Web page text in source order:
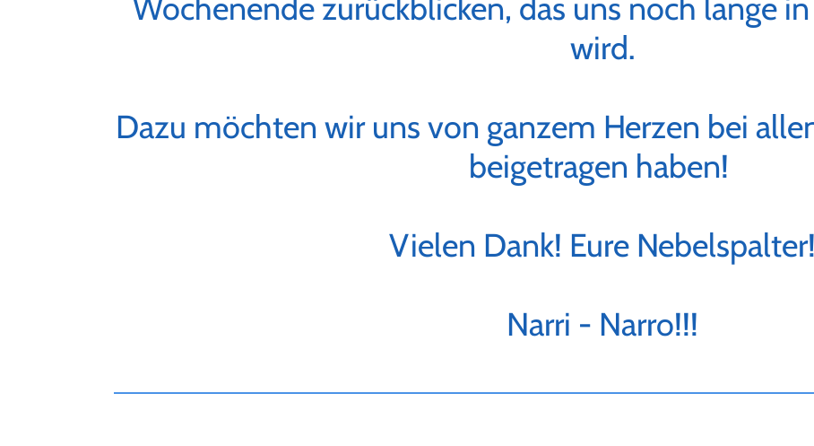
Wochenende zurückblicken, das uns noch lange
wird.
Dazu möchten wir uns von ganzem Herzen bei
beigetragen haben!
Vielen Dank! Eure Nebelspalter!
Narri - Narro!!!